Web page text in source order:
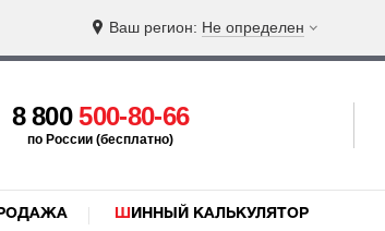
Ваш регион: Не определен
8 800500-80-66
по России (бесплатно)
ШИННЫЙ КАЛЬКУЛЯТОР